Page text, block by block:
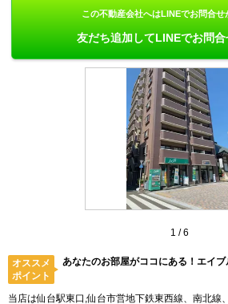
物件特集か
TOP
この不動産会社へはLINEでお問合せ
友だち追加してLINEでお問合
1 /6
オススメ
ポイント
あなたのお部屋がココにある！エイブ
当店は仙台駅東口,仙台市営地下鉄東西線、南北線